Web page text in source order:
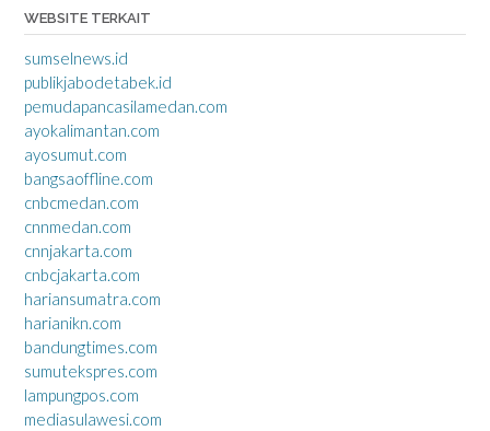
WEBSITE TERKAIT
sumselnews.id
publikjabodetabek.id
pemudapancasilamedan.com
ayokalimantan.com
ayosumut.com
bangsaoffline.com
cnbcmedan.com
cnnmedan.com
cnnjakarta.com
cnbcjakarta.com
hariansumatra.com
harianikn.com
bandungtimes.com
sumutekspres.com
lampungpos.com
mediasulawesi.com